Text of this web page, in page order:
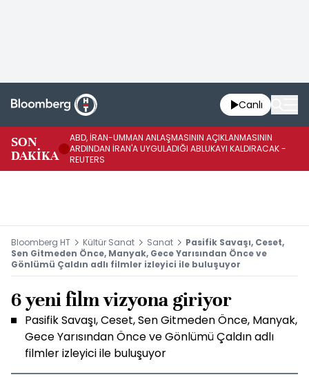
Canlı
SON
DAKİKA
ABD, İRAN-UMMAN ANLAŞMASININ AÇIKLANMASININ
ARDINDAN İRAN'A UYGULADIĞI ABLUKAYI KALDIRACAK -
REUTERS
Bloomberg HT Kültür Sanat Sanat
Pasifik Savaşı, Ceset,
Sen Gitmeden Önce, Manyak, Gece Yarısından Önce ve
Gönlümü Çaldın adlı filmler izleyici ile buluşuyor
6 yeni film vizyona giriyor
Pasifik Savaşı, Ceset, Sen Gitmeden Önce, Manyak,
Gece Yarısından Önce ve Gönlümü Çaldın adlı
filmler izleyici ile buluşuyor